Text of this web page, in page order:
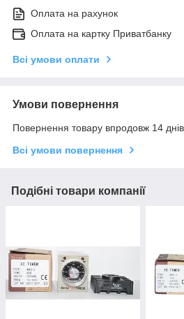
Оплата на рахунок
Оплата на картку Приватбанку
Всі умови оплати
Умови повернення
Повернення товару впродовж 14
Всі умови повернення
Подібні товари компанії